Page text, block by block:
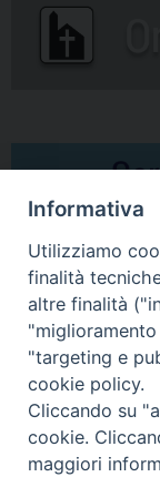
Comunicati
Il cordoglio dei
Superbo
Nasce la Consulta
Informativa
Utilizziamo
finalità
altre finalità
"targeting e
cookie policy.
Cliccando su
cookie.
maggiori